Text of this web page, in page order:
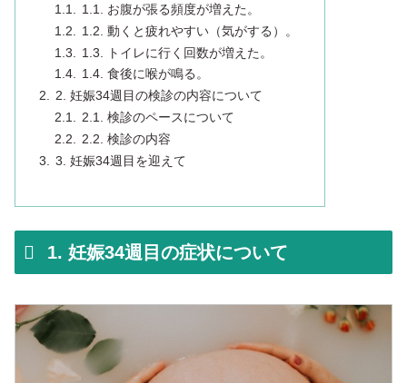
1.1. お腹が張る頻度が増えた。
1.2. 動くと疲れやすい（気がする）。
1.3. トイレに行く回数が増えた。
1.4. 食後に喉が鳴る。
2. 妊娠34週目の検診の内容について
2.1. 検診のペースについて
2.2. 検診の内容
3. 妊娠34週目を迎えて
1. 妊娠34週目の症状について